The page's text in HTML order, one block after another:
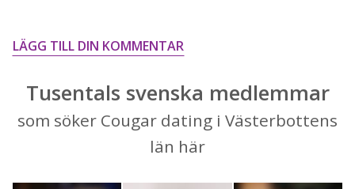
LÄGG TILL DIN KOMMENTAR
Tusentals svenska medlemmar
som söker Cougar dating i Västerbottens
län här